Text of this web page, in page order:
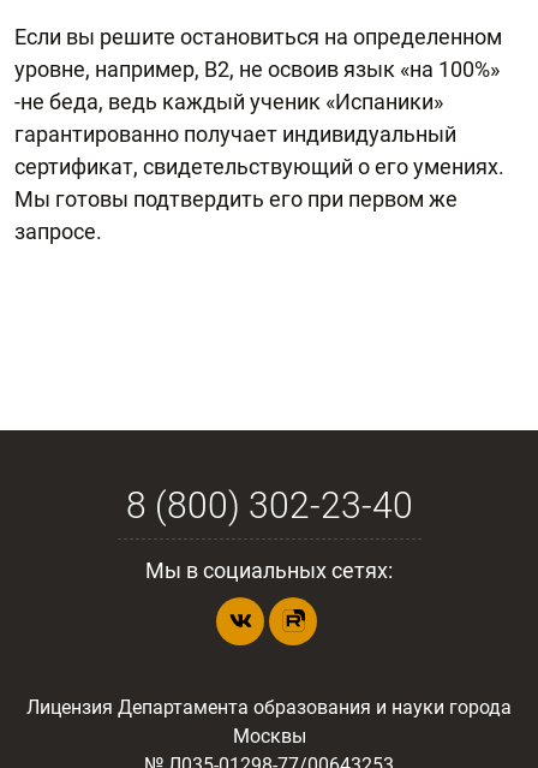
Если вы решите остановиться на определенном
уровне, например, В2, не освоив язык «на 100%»
-не беда, ведь каждый ученик «Испаники»
гарантированно получает индивидуальный
сертификат, свидетельствующий о его умениях.
Мы готовы подтвердить его при первом же
запросе.
8 (800) 302-23-40
Мы в социальных сетях:
Лицензия Департамента образования и науки города
Москвы